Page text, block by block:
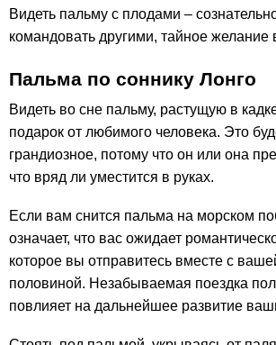
Видеть пальму с плодами –
командовать другими, тайное желание
Пальма по соннику Лонго
Видеть во сне пальму, растущую в
подарок от любимого человека. Это
грандиозное, потому что он или она
что вряд ли уместится в руках.
Если вам снится пальма на морском
означает, что вас ожидает
которое вы отправитесь вместе с
половиной. Незабываемая поездка
повлияет на дальнейшее развитие